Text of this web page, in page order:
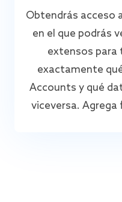
Obtendrás acceso
en el que podrás
extensos para
exactamente
Accounts y qué
viceversa. Agrega